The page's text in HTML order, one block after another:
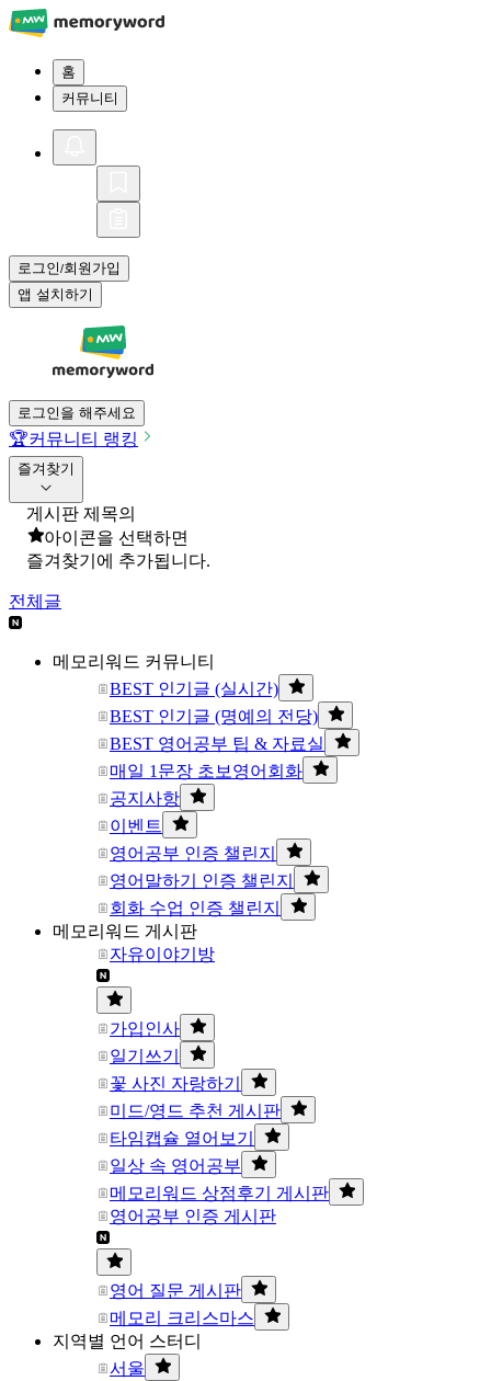
홈
커뮤니티
로그인/회원가입
앱 설치하기
로그인을 해주세요
🏆커뮤니티 랭킹
즐겨찾기
게시판 제목의
아이콘을 선택하면
즐겨찾기에 추가됩니다.
전체글
메모리워드 커뮤니티
BEST 인기글 (실시간)
BEST 인기글 (명예의 전당)
BEST 영어공부 팁 & 자료실
매일 1문장 초보영어회화
공지사항
이벤트
영어공부 인증 챌린지
영어말하기 인증 챌린지
회화 수업 인증 챌린지
메모리워드 게시판
자유이야기방
가입인사
일기쓰기
꽃 사진 자랑하기
미드/영드 추천 게시판
타임캡슐 열어보기
일상 속 영어공부
메모리워드 상점후기 게시판
영어공부 인증 게시판
영어 질문 게시판
메모리 크리스마스
지역별 언어 스터디
서울